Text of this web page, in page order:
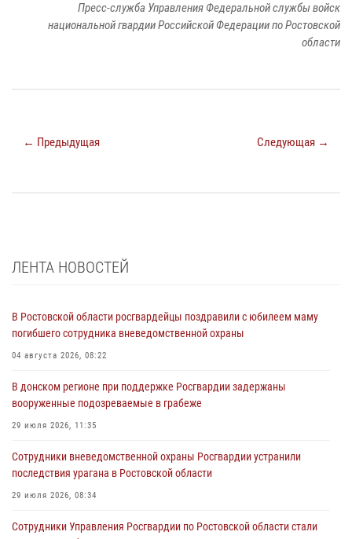
Пресс-служба Управления Федеральной службы войск
национальной гвардии Российской Федерации по Ростовской
области
← Предыдущая Следующая →
ЛЕНТА НОВОСТЕЙ
В Ростовской области росгвардейцы поздравили с юбилеем маму
погибшего сотрудника вневедомственной охраны
04 августа 2026, 08:22
В донском регионе при поддержке Росгвардии задержаны
вооруженные подозреваемые в грабеже
29 июля 2026, 11:35
Сотрудники вневедомственной охраны Росгвардии устранили
последствия урагана в Ростовской области
29 июля 2026, 08:34
Сотрудники Управления Росгвардии по Ростовской области стали